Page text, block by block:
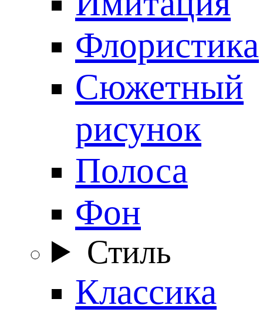
Флористика
Сюжетный
рисунок
Полоса
Фон
Стиль
Классика